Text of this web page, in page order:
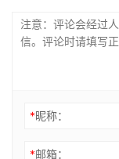
*昵称：
*邮箱：